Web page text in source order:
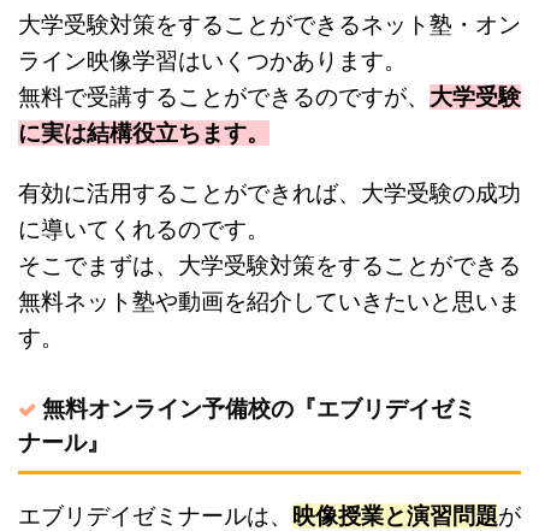
大学受験対策をすることができるネット塾・オン
ライン映像学習はいくつかあります。
無料で受講することができるのですが、 大学受験
に実は結構役立ちます。
有効に活用することができれば、大学受験の成功
に導いてくれるのです。
そこでまずは、大学受験対策をすることができる
無料ネット塾や動画を紹介していきたいと思いま
す。
無料オンライン予備校の『エブリデイゼミ
ナール』
エブリデイゼミナールは、 映像授業と演習問題が